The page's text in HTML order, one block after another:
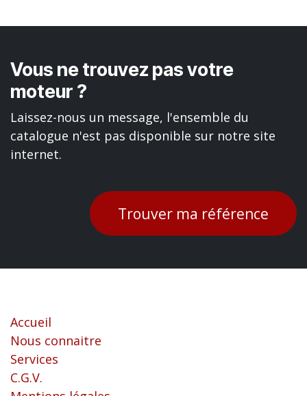
Vous ne trouvez pas votre
moteur ?
Laissez-nous un message, l'ensemble du
catalogue n'est pas disponible sur notre site
internet.
Trouver ma référence
Accueil
Nous connaitre
Services
C.G.V.